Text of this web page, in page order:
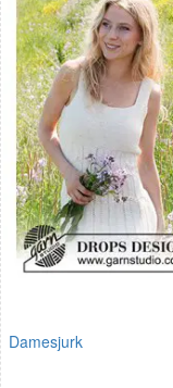
Damesjurk